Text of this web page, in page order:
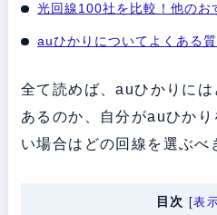
光回線100社を比較！他のお
auひかりについてよくある質
全て読めば、auひかりに
あるのか、自分がauひか
い場合はどの回線を選ぶべ
目次 [表